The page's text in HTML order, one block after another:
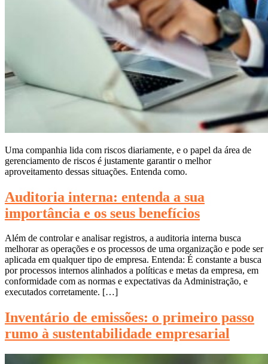
Uma companhia lida com riscos diariamente, e o papel da área de
gerenciamento de riscos é justamente garantir o melhor
aproveitamento dessas situações. Entenda como.
Auditoria interna: entenda a sua
importância e os seus benefícios
Além de controlar e analisar registros, a auditoria interna busca
melhorar as operações e os processos de uma organização e pode ser
aplicada em qualquer tipo de empresa. Entenda: É constante a busca
por processos internos alinhados a políticas e metas da empresa, em
conformidade com as normas e expectativas da Administração, e
executados corretamente. […]
Inventário de emissões: o primeiro passo
rumo à sustentabilidade empresarial